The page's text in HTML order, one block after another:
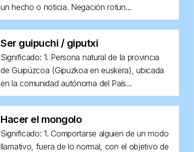
un hecho o noticia. Negación rotun...
Ser guipuchi / giputxi
Significado: 1. Persona natural de la provincia
de Guipúzcoa (Gipuzkoa en euskera), ubicada
en la comunidad autónoma del País...
Hacer el mongolo
Significado: 1. Comportarse alguien de un modo
llamativo, fuera de lo normal, con el objetivo de